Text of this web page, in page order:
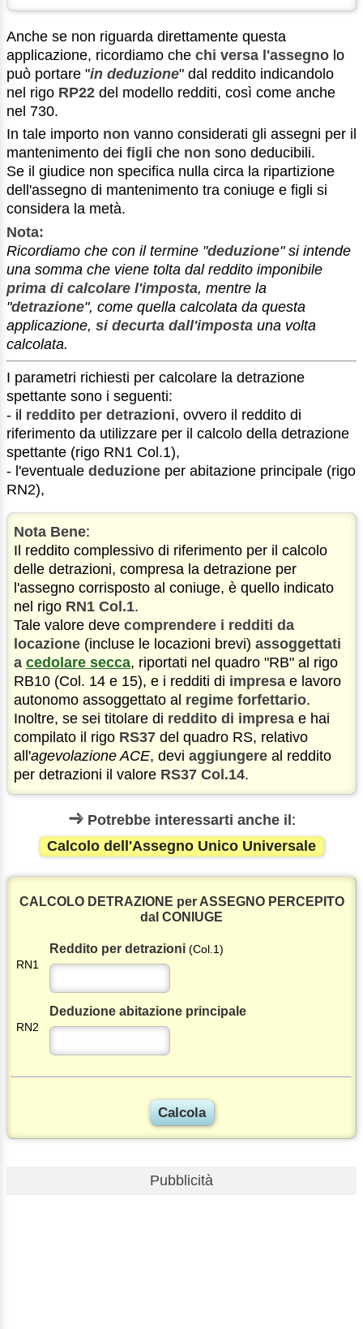
Anche se non riguarda direttamente questa
applicazione, ricordiamo che chi versa l'assegno lo
può portare "in deduzione" dal reddito indicandolo
nel rigo RP22 del modello redditi, così come anche
nel 730.
In tale importo non vanno considerati gli assegni per il
mantenimento dei figli che non sono deducibili.
Se il giudice non specifica nulla circa la ripartizione
dell'assegno di mantenimento tra coniuge e figli si
considera la metà.
Nota:
Ricordiamo che con il termine "deduzione" si intende
una somma che viene tolta dal reddito imponibile
prima di calcolare l'imposta, mentre la
"detrazione", come quella calcolata da questa
applicazione, si decurta dall'imposta una volta
calcolata.
I parametri richiesti per calcolare la detrazione
spettante sono i seguenti:
- il reddito per detrazioni, ovvero il reddito di
riferimento da utilizzare per il calcolo della detrazione
spettante (rigo RN1 Col.1),
- l'eventuale deduzione per abitazione principale (rigo
RN2),
Nota Bene:
Il reddito complessivo di riferimento per il calcolo
delle detrazioni, compresa la detrazione per
l'assegno corrisposto al coniuge, è quello indicato
nel rigo RN1 Col.1.
Tale valore deve comprendere i redditi da
locazione (incluse le locazioni brevi) assoggettati
a cedolare secca, riportati nel quadro "RB" al rigo
RB10 (Col. 14 e 15), e i redditi di impresa e lavoro
autonomo assoggettato al regime forfettario.
Inoltre, se sei titolare di reddito di impresa e hai
compilato il rigo RS37 del quadro RS, relativo
all'agevolazione ACE, devi aggiungere al reddito
per detrazioni il valore RS37 Col.14.
Potrebbe interessarti anche il:
Calcolo dell'Assegno Unico Universale
CALCOLO DETRAZIONE per ASSEGNO PERCEPITO
dal CONIUGE
RN1
Reddito per detrazioni (Col.1)
RN2
Deduzione abitazione principale
Pubblicità